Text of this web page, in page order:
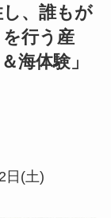
、誰もが
行う産
海体験」
日(土)